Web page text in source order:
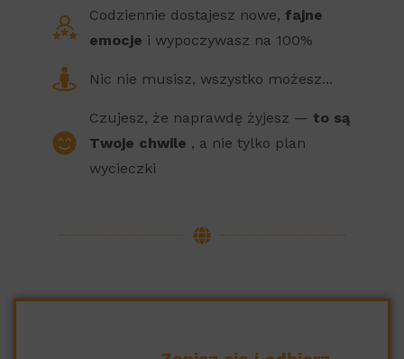
Codziennie dostajesz nowe, fajne
emocje i wypoczywasz na 100%
Nic nie musisz, wszystko możesz...
Czujesz, że naprawdę żyjesz — to są
Twoje chwile , a nie tylko plan
wycieczki